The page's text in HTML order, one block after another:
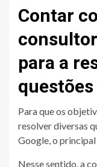
Contar
para a
Para que os
resolver diversas
Google, o
Nesse sentido, a